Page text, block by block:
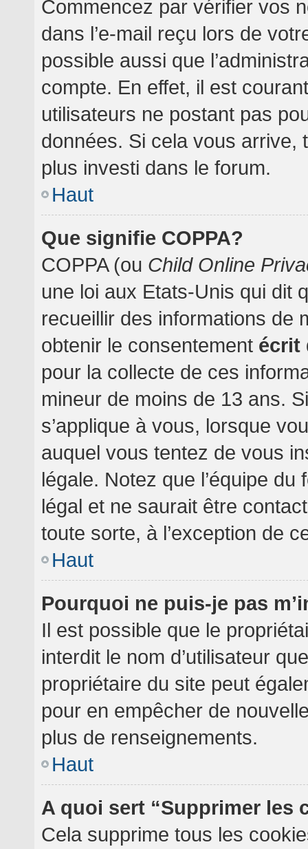
Commencez par vérifier vos
dans l’e-mail reçu lors de
possible aussi que
compte. En effet, il est
utilisateurs ne postant pas
données. Si cela vous
plus investi dans le forum.
Haut
Que signifie COPPA?
COPPA (ou Child Online
une loi aux Etats-Unis qui dit
recueillir des informations de
obtenir le consentement écrit
pour la collecte de ces
mineur de moins de 13 ans.
s’applique à vous, lorsque
auquel vous tentez de vous
légale. Notez que l’équipe
légal et ne saurait être
toute sorte, à l’exception de
Haut
Pourquoi ne puis-je pas
Il est possible que le
interdit le nom d’utilisateur
propriétaire du site peut
pour en empêcher de
plus de renseignements.
Haut
A quoi sert “Supprimer les
Cela supprime tous les